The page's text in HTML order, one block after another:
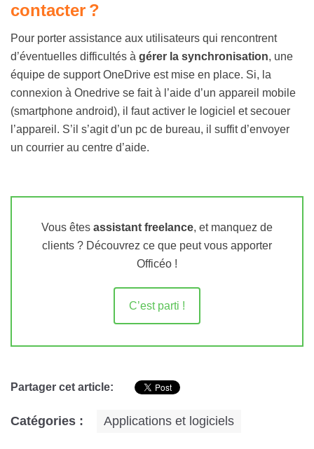
contacter ?
Pour porter assistance aux utilisateurs qui rencontrent
d’éventuelles difficultés à gérer la synchronisation, une
équipe de support OneDrive est mise en place. Si, la
connexion à Onedrive se fait à l’aide d’un appareil mobile
(smartphone android), il faut activer le logiciel et secouer
l’appareil. S’il s’agit d’un pc de bureau, il suffit d’envoyer
un courrier au centre d’aide.
Vous êtes assistant freelance, et manquez de
clients ? Découvrez ce que peut vous apporter
Officéo !
C’est parti !
Partager cet article:
Catégories : Applications et logiciels